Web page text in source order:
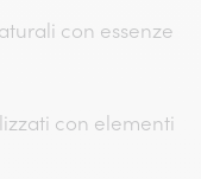
con essenze
con elementi